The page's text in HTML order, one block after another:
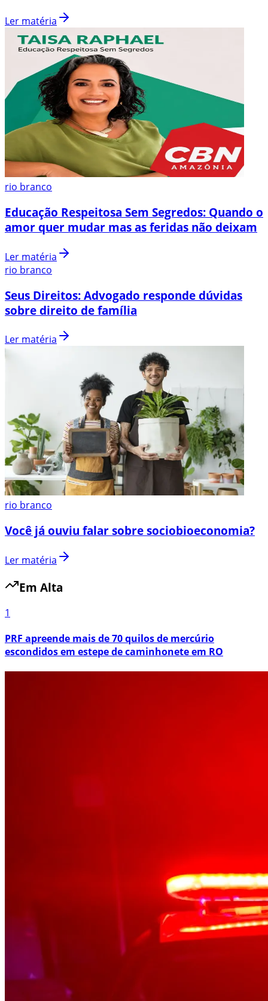
Ler matéria
rio branco
Educação Respeitosa Sem Segredos: Quando o
amor quer mudar mas as feridas não deixam
Ler matéria
rio branco
Seus Direitos: Advogado responde dúvidas
sobre direito de família
Ler matéria
rio branco
Você já ouviu falar sobre sociobioeconomia?
Ler matéria
Em Alta
1
PRF apreende mais de 70 quilos de mercúrio
escondidos em estepe de caminhonete em RO